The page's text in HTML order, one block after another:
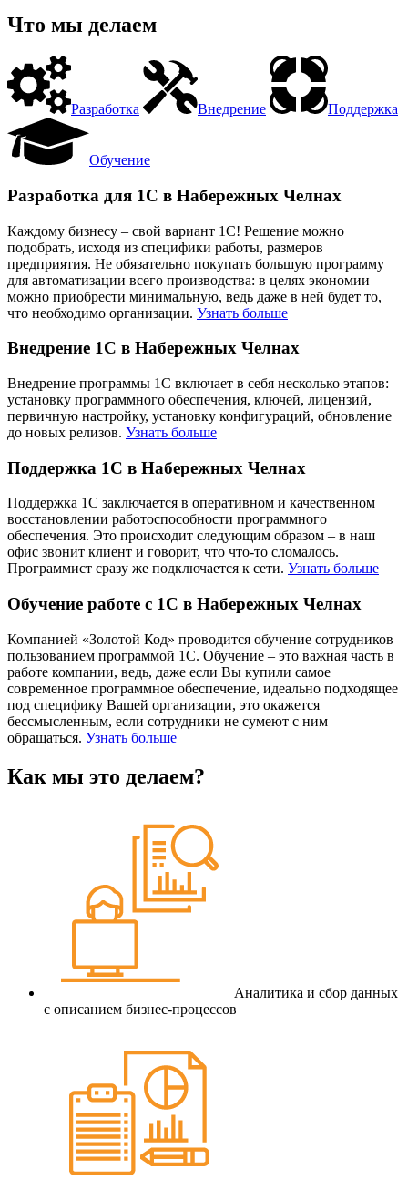
Что мы делаем
Разработка Внедрение Поддержка
Обучение
Разработка для 1С в Набережных Челнах
Каждому бизнесу – свой вариант 1С! Решение можно
подобрать, исходя из специфики работы, размеров
предприятия. Не обязательно покупать большую программу
для автоматизации всего производства: в целях экономии
можно приобрести минимальную, ведь даже в ней будет то,
что необходимо организации. Узнать больше
Внедрение 1С в Набережных Челнах
Внедрение программы 1С включает в себя несколько этапов:
установку программного обеспечения, ключей, лицензий,
первичную настройку, установку конфигураций, обновление
до новых релизов. Узнать больше
Поддержка 1С в Набережных Челнах
Поддержка 1С заключается в оперативном и качественном
восстановлении работоспособности программного
обеспечения. Это происходит следующим образом – в наш
офис звонит клиент и говорит, что что-то сломалось.
Программист сразу же подключается к сети. Узнать больше
Обучение работе с 1С в Набережных Челнах
Компанией «Золотой Код» проводится обучение сотрудников
пользованием программой 1С. Обучение – это важная часть в
работе компании, ведь, даже если Вы купили самое
современное программное обеспечение, идеально подходящее
под специфику Вашей организации, это окажется
бессмысленным, если сотрудники не сумеют с ним
обращаться. Узнать больше
Как мы это делаем?
Аналитика и сбор данных
с описанием бизнес-процессов